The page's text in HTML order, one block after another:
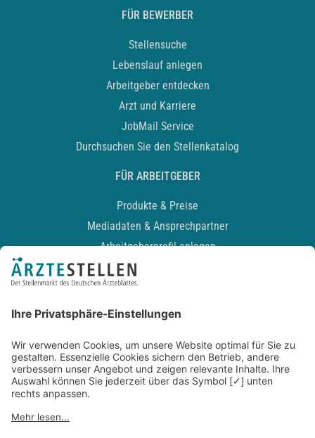
FÜR BEWERBER
Stellensuche
Lebenslauf anlegen
Arbeitgeber entdecken
Arzt und Karriere
JobMail Service
Durchsuchen Sie den Stellenkatalog
FÜR ARBEITGEBER
Produkte & Preise
Mediadaten & Ansprechpartner
Arbeitgeberprofil anlegen
Recruiting-Podcast
Kontakt
Datenschutz
Newsletter